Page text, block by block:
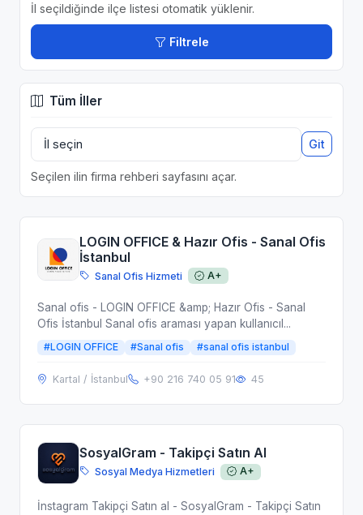
İl seçildiğinde ilçe listesi otomatik yüklenir.
Filtrele
Tüm İller
Git
Seçilen ilin firma rehberi sayfasını açar.
LOGIN OFFICE & Hazır Ofis - Sanal Ofis
İstanbul
Sanal Ofis Hizmeti A+
Sanal ofis - LOGIN OFFICE &amp; Hazır Ofis - Sanal
Ofis İstanbul Sanal ofis araması yapan kullanıcıl...
#LOGIN OFFICE #Sanal ofis #sanal ofis istanbul
Kartal / İstanbul +90 216 740 05 91 45
SosyalGram - Takipçi Satın Al
Sosyal Medya Hizmetleri A+
İnstagram Takipçi Satın al - SosyalGram - Takipçi Satın